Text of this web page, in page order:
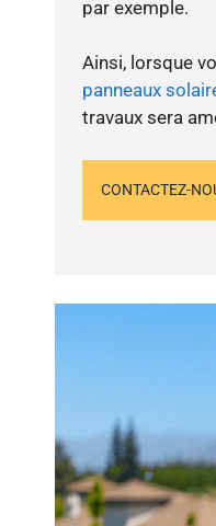
par exemple.
Ainsi, lorsque
panneaux
travaux sera
CONTACTEZ-